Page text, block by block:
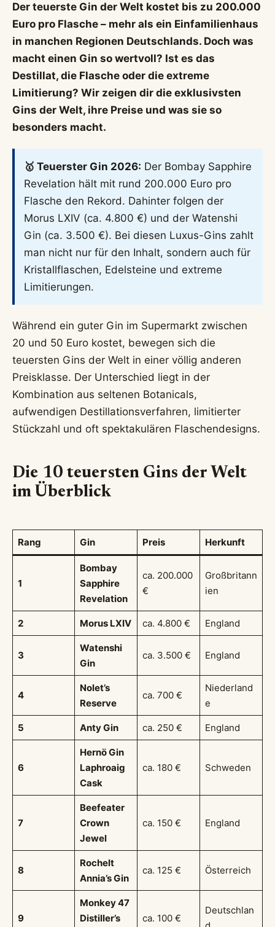
Der teuerste Gin der Welt kostet bis zu 200.000
Euro pro Flasche – mehr als ein Einfamilienhaus
in manchen Regionen Deutschlands. Doch was
macht einen Gin so wertvoll? Ist es das
Destillat, die Flasche oder die extreme
Limitierung? Wir zeigen dir die exklusivsten
Gins der Welt, ihre Preise und was sie so
besonders macht.
🥇 Teuerster Gin 2026: Der Bombay Sapphire
Revelation hält mit rund 200.000 Euro pro
Flasche den Rekord. Dahinter folgen der
Morus LXIV (ca. 4.800 €) und der Watenshi
Gin (ca. 3.500 €). Bei diesen Luxus-Gins zahlt
man nicht nur für den Inhalt, sondern auch für
Kristallflaschen, Edelsteine und extreme
Limitierungen.
Während ein guter Gin im Supermarkt zwischen
20 und 50 Euro kostet, bewegen sich die
teuersten Gins der Welt in einer völlig anderen
Preisklasse. Der Unterschied liegt in der
Kombination aus seltenen Botanicals,
aufwendigen Destillationsverfahren, limitierter
Stückzahl und oft spektakulären Flaschendesigns.
Die 10 teuersten Gins der Welt
im Überblick
Rang Gin Preis Herkunft
1
Bombay
Sapphire
Revelation
ca. 200.000
€
Großbritann
ien
2 Morus LXIV ca. 4.800 € England
3
Watenshi
Gin
ca. 3.500 € England
4
Nolet’s
Reserve
ca. 700 €
Niederland
e
5 Anty Gin ca. 250 € England
6
Hernö Gin
Laphroaig
Cask
ca. 180 € Schweden
7
Beefeater
Crown
Jewel
ca. 150 € England
8
Rochelt
Annia’s Gin
ca. 125 € Österreich
9
Monkey 47
Distiller’s
ca. 100 €
Deutschlan